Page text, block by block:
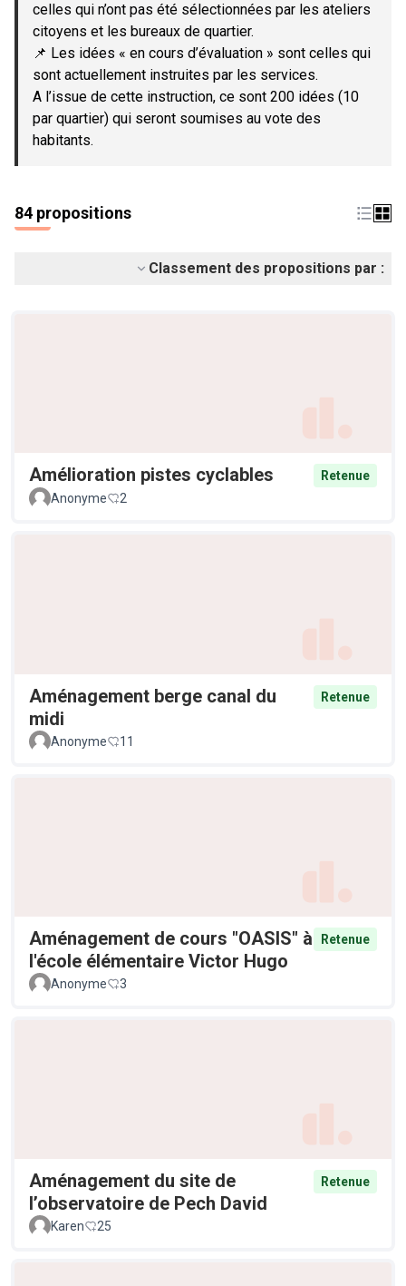
celles qui n’ont pas été sélectionnées par les ateliers
citoyens et les bureaux de quartier.
📌 Les idées « en cours d’évaluation » sont celles qui
sont actuellement instruites par les services.
A l’issue de cette instruction, ce sont 200 idées (10
par quartier) qui seront soumises au vote des
habitants.
84 propositions
Classement des propositions par :
Amélioration pistes cyclables
Retenue
Anonyme
2
Aménagement berge canal du
midi
Retenue
Anonyme 11
Aménagement de cours "OASIS" à
l'école élémentaire Victor Hugo
Retenue
Anonyme 3
Aménagement du site de
l’observatoire de Pech David
Retenue
Karen 25